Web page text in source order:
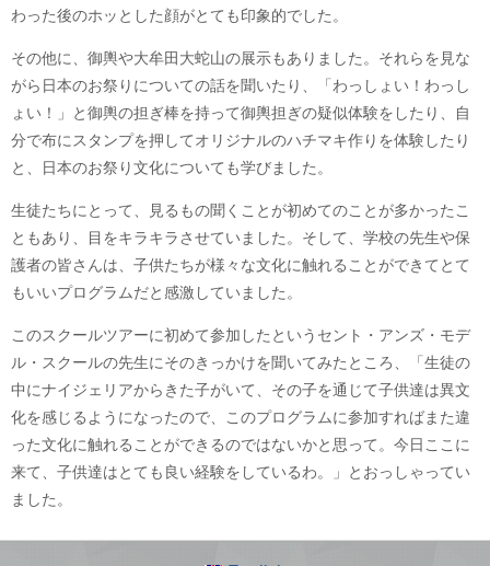
わった後のホッとした顔がとても印象的でした。
その他に、御輿や大牟田大蛇山の展示もありました。それらを見な
がら日本のお祭りについての話を聞いたり、「わっしょい！わっし
ょい！」と御輿の担ぎ棒を持って御輿担ぎの疑似体験をしたり、自
分で布にスタンプを押してオリジナルのハチマキ作りを体験したり
と、日本のお祭り文化についても学びました。
生徒たちにとって、見るもの聞くことが初めてのことが多かったこ
ともあり、目をキラキラさせていました。そして、学校の先生や保
護者の皆さんは、子供たちが様々な文化に触れることができてとて
もいいプログラムだと感激していました。
このスクールツアーに初めて参加したというセント・アンズ・モデ
ル・スクールの先生にそのきっかけを聞いてみたところ、「生徒の
中にナイジェリアからきた子がいて、その子を通じて子供達は異文
化を感じるようになったので、このプログラムに参加すればまた違
った文化に触れることができるのではないかと思って。今日ここに
来て、子供達はとても良い経験をしているわ。」とおっしゃってい
ました。